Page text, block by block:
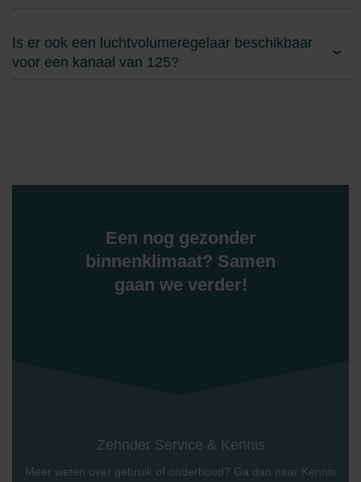
Is er ook een luchtvolumeregelaar beschikbaar
voor een kanaal van 125?
Een nog gezonder
binnenklimaat? Samen
gaan we verder!
Zehnder Service & Kennis
Meer weten over gebruik of onderhoud? Ga dan naar Kennis